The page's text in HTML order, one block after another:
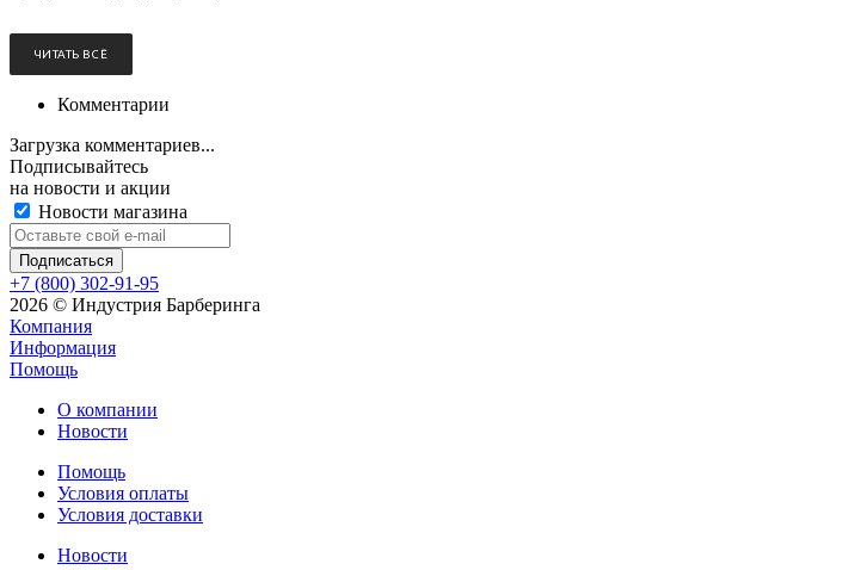
ЧИТАТЬ ВСЁ
Комментарии
Загрузка комментариев...
Подписывайтесь
на новости и акции
Новости магазина
+7 (800) 302-91-95
2026 © Индустрия Барберинга
Компания
Информация
Помощь
О компании
Новости
Помощь
Условия оплаты
Условия доставки
Новости